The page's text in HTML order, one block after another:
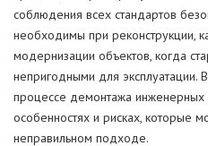
соблюдения всех стандартов
необходимы при реконструкции,
модернизации объектов, когда
непригодными для эксплуатации.
процессе демонтажа инженерных
особенностях и рисках, которые
неправильном подходе.